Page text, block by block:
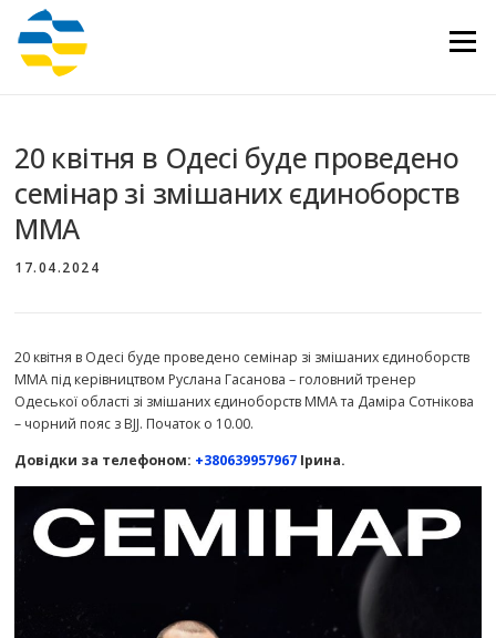
Перейти
вмісту
Меню
20 квітня в Одесі буде проведено
семінар зі змішаних єдиноборств
ММА
17.04.2024
20 квітня в Одесі буде проведено семінар зі змішаних єдиноборств
ММА під керівництвом Руслана Гасанова – головний тренер
Одеської області зі змішаних єдиноборств ММА та Даміра Сотнікова
– чорний пояс з BJJ. Початок о 10.00.
Довідки за телефоном: +380639957967 Ірина.